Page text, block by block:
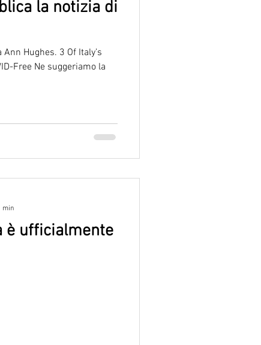
la notizia di
Hughes. 3 Of Italy’s
Free Ne suggeriamo la
è ufficialmente
min